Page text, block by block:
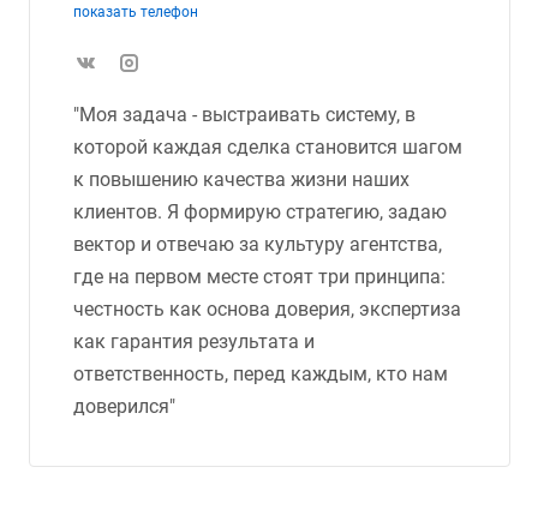
показать телефон
"Моя задача - выстраивать систему, в
которой каждая сделка становится шагом
к повышению качества жизни наших
клиентов. Я формирую стратегию, задаю
вектор и отвечаю за культуру агентства,
где на первом месте стоят три принципа:
честность как основа доверия, экспертиза
как гарантия результата и
ответственность, перед каждым, кто нам
доверился"